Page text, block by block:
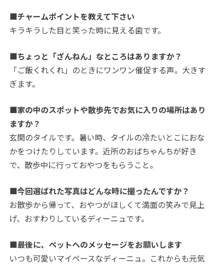
■チャームポイントを教えて下さい
キラキラした目と笑った時に見える歯です。
■ちょっと「ざんねん」なところはありますか？
「ご飯くれくれ」のときにワンワン催促する声。大きす
ぎます。
■家の中のスポットや散歩先でお気に入りの場所はあり
ますか？
玄関のタイルです。暑い時、タイルの冷たいとこにおな
かをつけたりしています。近所のおばちゃんちが好き
で、散歩中に行っておやつをもらうこと。
■今回選ばれた写真はどんな時に撮ったんですか？
お散歩から帰って、おやつがほしくて満面の笑みで見上
げ、おすわりしているディーニュです。
■最後に、ペットへのメッセージをお願いします
いつも可愛いマイペースなディーニュ。これからも元気